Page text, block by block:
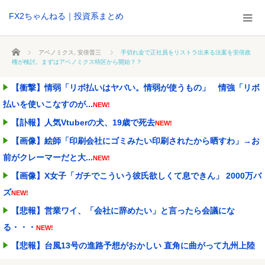
FX2ちゃんねる｜投資系まとめ
ホーム アベノミクス 安倍晋三
手切れ金で正社員をリストラ出来る法案を安倍政
権が検討。まずはアベノミクス特区から開始？？
【衝撃】情弱「リボ払いはヤバい。情弱が使うもの」 情強「リボ
払いを使いこなすのが...NEW!
【訃報】人気Vtuberの犬、19歳で死去NEW!
【画像】絵師「印刷会社にゴミみたい印刷されたから晒すわ」→お
前がクレーマーだと大...NEW!
【画像】X女子「ガチでこういう彼氏欲しくて息できん」 2000万バ
ズNEW!
【悲報】営業ワイ、「会社に辞めたい」と言ったら会議にな
る・・・ NEW!
【悲報】台風13号の進路予想がおかしい 直角に曲がって九州上陸